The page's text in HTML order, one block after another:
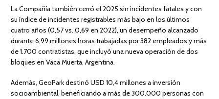
La Compañía también cerró el 2025 sin incidentes fatales y con
su índice de incidentes registrables más bajo en los últimos
cuatro años (0,57 vs. 0,69 en 2022), un desempeño alcanzado
durante 6,99 millones horas trabajadas por 382 empleados y más
de 1.700 contratistas, que incluyó una nueva operación de dos
bloques en Vaca Muerta, Argentina.
Además, GeoPark destinó USD 10,4 millones a inversión
socioambiental, beneficiando a más de 300.000 personas con